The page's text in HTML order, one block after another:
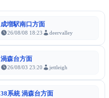
成増駅南口方面
26/08/08 18:23 deervalley
渦森台方面
26/08/03 23:20 jettleigh
38系統 渦森台方面